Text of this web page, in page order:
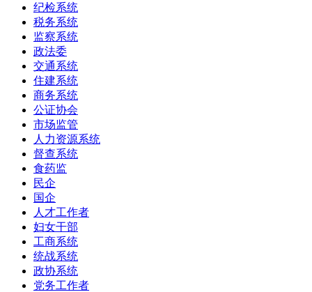
纪检系统
税务系统
监察系统
政法委
交通系统
住建系统
商务系统
公证协会
市场监管
人力资源系统
督查系统
食药监
民企
国企
人才工作者
妇女干部
工商系统
统战系统
政协系统
党务工作者